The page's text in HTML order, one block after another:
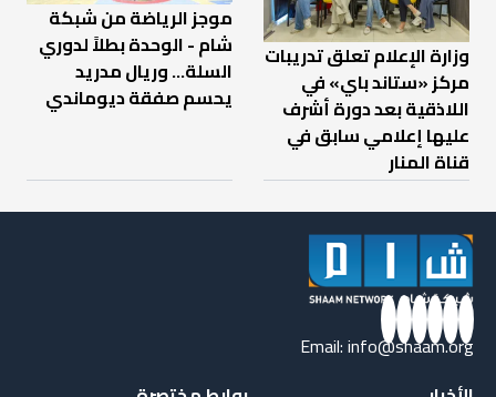
وزارة الإعلام تعلق تدريبات
مركز «ستاند باي» في
اللاذقية بعد دورة أشرف
عليها إعلامي سابق في
قناة المنار
موجز الرياضة من شبكة
شام - الوحدة بطلاً لدوري
السلة... وريال مدريد
يحسم صفقة ديوماندي
Email:info@shaam.org